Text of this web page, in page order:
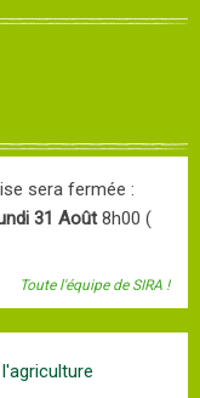
sera fermée :
31 Août8h00 (
Toute l'équipe de SIRA !